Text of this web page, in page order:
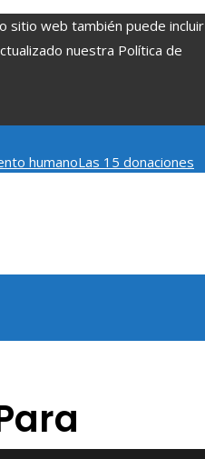
sitio web también puede incluir
nuestra Política de
humanoLas 15 donaciones